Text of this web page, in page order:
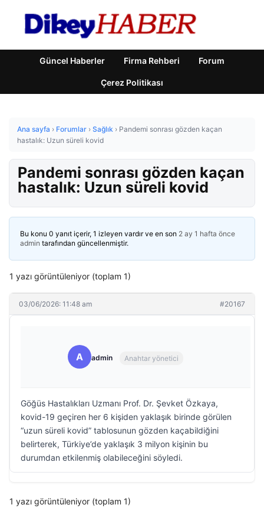
Güncel Haberler Firma Rehberi Forum
Çerez Politikası
Ana sayfa › Forumlar › Sağlık › Pandemi sonrası gözden kaçan
hastalık: Uzun süreli kovid
Pandemi sonrası gözden kaçan
hastalık: Uzun süreli kovid
Bu konu 0 yanıt içerir, 1 izleyen vardır ve en son 2 ay 1 hafta önce
admin tarafından güncellenmiştir.
1 yazı görüntüleniyor (toplam 1)
03/06/2026: 11:48 am #20167
A admin Anahtar yönetici
Göğüs Hastalıkları Uzmanı Prof. Dr. Şevket Özkaya,
kovid-19 geçiren her 6 kişiden yaklaşık birinde görülen
“uzun süreli kovid” tablosunun gözden kaçabildiğini
belirterek, Türkiye’de yaklaşık 3 milyon kişinin bu
durumdan etkilenmiş olabileceğini söyledi.
1 yazı görüntüleniyor (toplam 1)